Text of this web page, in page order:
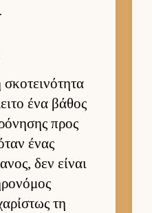
.
ένα βάθος
προς
ένας
δεν εί­ναι
τη